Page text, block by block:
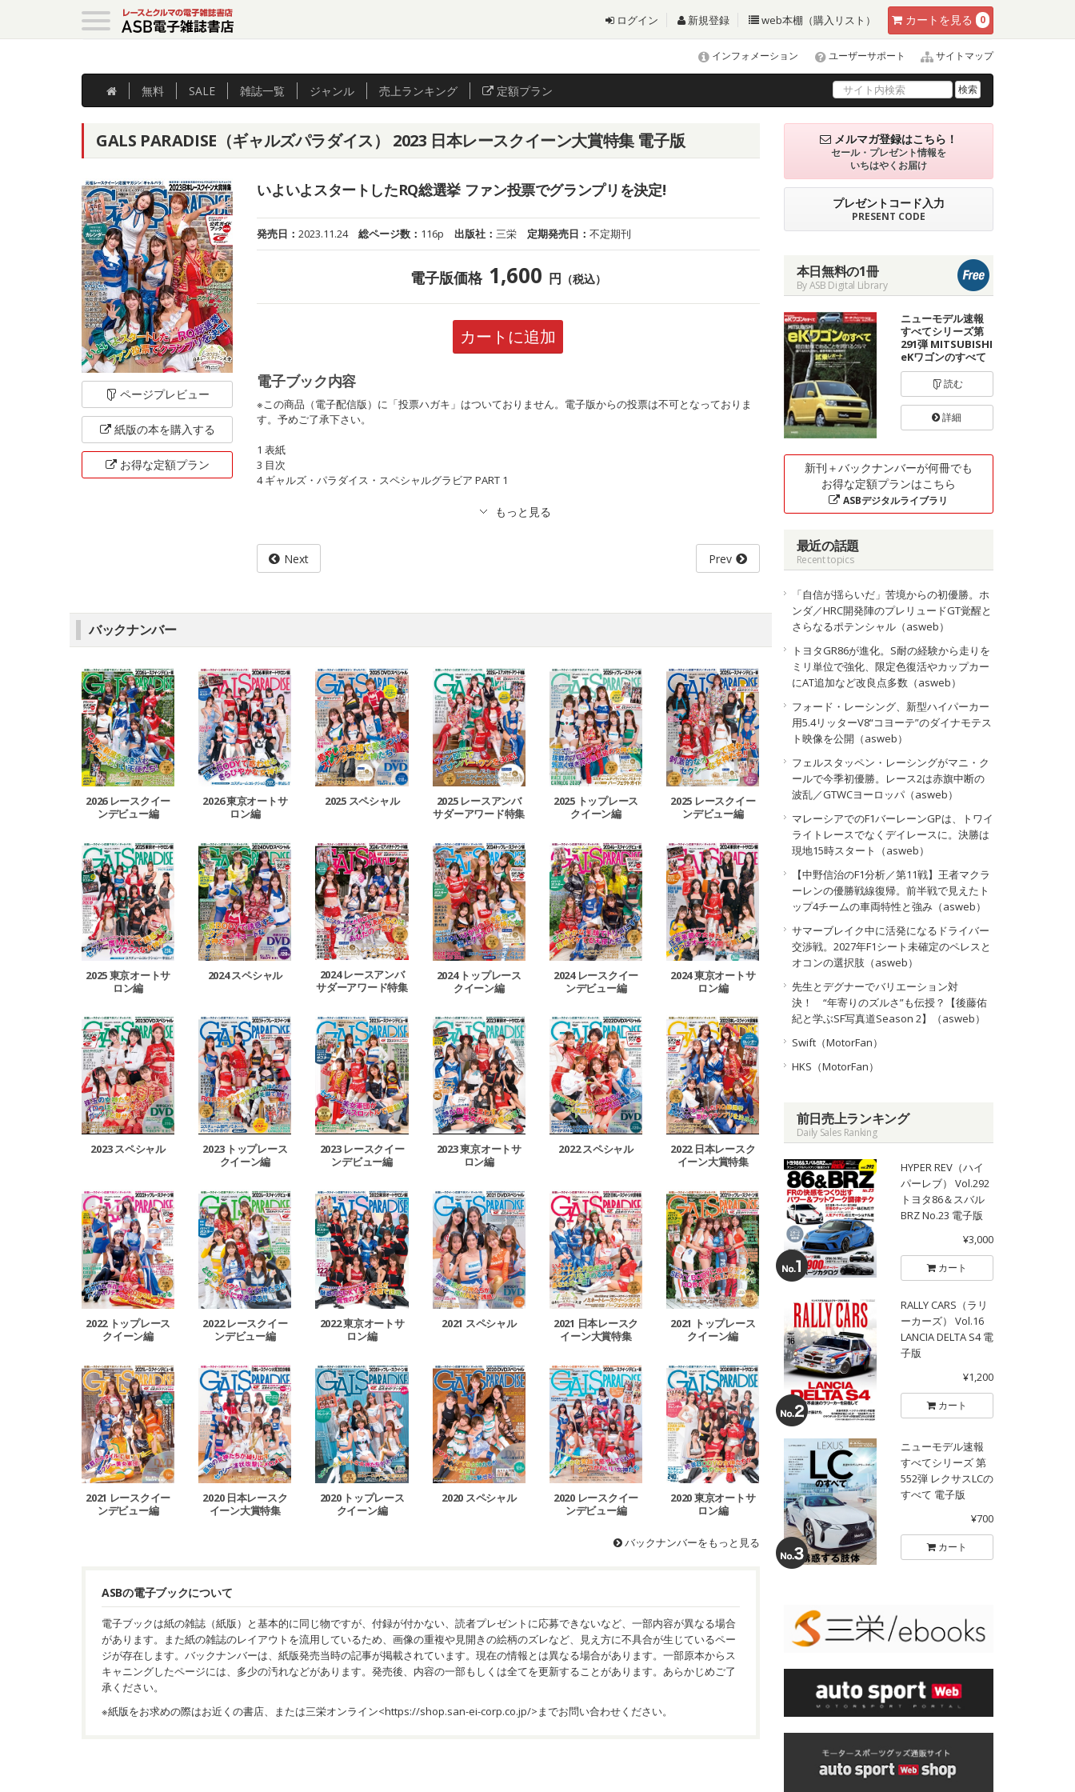
カート を見る 0
ログイン 新規登録 web本棚（購入リスト）
インフォメーション ユーザーサポート サイトマップ
無料 SALE 雑誌一覧 ジャンル 売上ランキング 定額プラン 検索
GALS PARADISE（ギャルズパラダイス） 2023 日本レースクイーン大賞特集 電子版
ページプレビュー
紙版の本を購入する
お得な定額プラン
いよいよスタートしたRQ総選挙 ファン投票でグランプリを決定!
発売日：2023.11.24 総ページ数： 116p 出版社：三栄 定期発売日：不定期刊
電子版価格 1,600 円 （税込）
カートに追加
電子ブック内容
※この商品（電子配信版）に「投票ハガキ」はついておりません。電子版からの投票は不可となっておりま
す。予めご了承下さい。
1 表紙
3 目次
4 ギャルズ・パラダイス・スペシャルグラビア PART 1
Next Prev
バックナンバー
2026 レースクイー
ンデビュー編
2026 東京オートサ
ロン編
2025 スペシャル
2025 レースアンバ
サダーアワード特集
2025 トップレース
クイーン編
2025 レースクイー
ンデビュー編
2025 東京オートサ
ロン編
2024 スペシャル
2024 レースアンバ
サダーアワード特集
2024 トップレース
クイーン編
2024 レースクイー
ンデビュー編
2024 東京オートサ
ロン編
2023 スペシャル
2023 トップレース
クイーン編
2023 レースクイー
ンデビュー編
2023 東京オートサ
ロン編
2022 スペシャル
2022 日本レースク
イーン大賞特集
2022 トップレース
クイーン編
2022 レースクイー
ンデビュー編
2022 東京オートサ
ロン編
2021 スペシャル
2021 日本レースク
イーン大賞特集
2021 トップレース
クイーン編
2021 レースクイー
ンデビュー編
2020 日本レースク
イーン大賞特集
2020 トップレース
クイーン編
2020 スペシャル
2020 レースクイー
ンデビュー編
2020 東京オートサ
ロン編
バックナンバーをもっと見る
ASBの電子ブックについて
電子ブックは紙の雑誌（紙版）と基本的に同じ物ですが、付録が付かない、読者プレゼントに応募できないなど、一部内容が異なる場合
があります。また紙の雑誌のレイアウトを流用しているため、画像の重複や見開きの絵柄のズレなど、見え方に不具合が生じているペー
ジが存在します。バックナンバーは、紙版発売当時の記事が掲載されています。現在の情報とは異なる場合があります。一部原本からス
キャニングしたページには、多少の汚れなどがあります。発売後、内容の一部もしくは全てを更新することがあります。あらかじめご了
承ください。
※紙版をお求めの際はお近くの書店、または三栄オンライン<https://shop.san-ei-corp.co.jp/>までお問い合わせください。
メルマガ登録はこちら！
セール・プレゼント情報を
いちはやくお届け
プレゼントコード入力
PRESENT CODE
本日無料の1冊
By ASB Digital Library
ニューモデル速報
すべてシリーズ第
291弾 MITSUBISHI
eKワゴンのすべて
読む
詳細
新刊＋バックナンバーが何冊でも
お得な定額プランはこちら
ASBデジタルライブラリ
最近の話題
Recent topics
「自信が揺らいだ」苦境からの初優勝。ホ
ンダ／HRC開発陣のプレリュードGT覚醒と
さらなるポテンシャル（asweb）
トヨタGR86が進化。S耐の経験から走りを
ミリ単位で強化、限定色復活やカップカー
にAT追加など改良点多数（asweb）
フォード・レーシング、新型ハイパーカー
用5.4リッターV8“コヨーテ”のダイナモテス
ト映像を公開（asweb）
フェルスタッペン・レーシングがマニ・ク
ールで今季初優勝。レース2は赤旗中断の
波乱／GTWCヨーロッパ（asweb）
マレーシアでのF1バーレーンGPは、トワイ
ライトレースでなくデイレースに。決勝は
現地15時スタート（asweb）
【中野信治のF1分析／第11戦】王者マクラ
ーレンの優勝戦線復帰。前半戦で見えたト
ップ4チームの車両特性と強み（asweb）
サマーブレイク中に活発になるドライバー
交渉戦。2027年F1シート未確定のペレスと
オコンの選択肢（asweb）
先生とデグナーでバリエーション対
決！ “年寄りのズルさ”も伝授？【後藤佑
紀と学ぶSF写真道Season 2】（asweb）
Swift（MotorFan）
HKS（MotorFan）
前日売上ランキング
Daily Sales Ranking
HYPER REV（ハイ
パーレブ） Vol.292
トヨタ86＆スバル
BRZ No.23 電子版
¥3,000
カート
RALLY CARS（ラリ
ーカーズ） Vol.16
LANCIA DELTA S4 電
子版
¥1,200
カート
ニューモデル速報
すべてシリーズ 第
552弾 レクサスLCの
すべて 電子版
¥700
カート